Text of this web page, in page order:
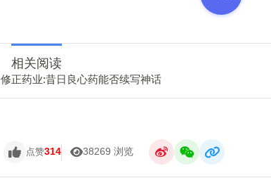
相关阅读
修正药业:昔日良心药能否续写神话
点赞314 38269 浏览